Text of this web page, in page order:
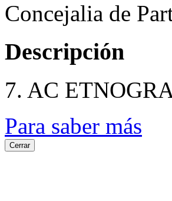
Concejalia de
Descripción
7. AC
Para saber más
Cerrar